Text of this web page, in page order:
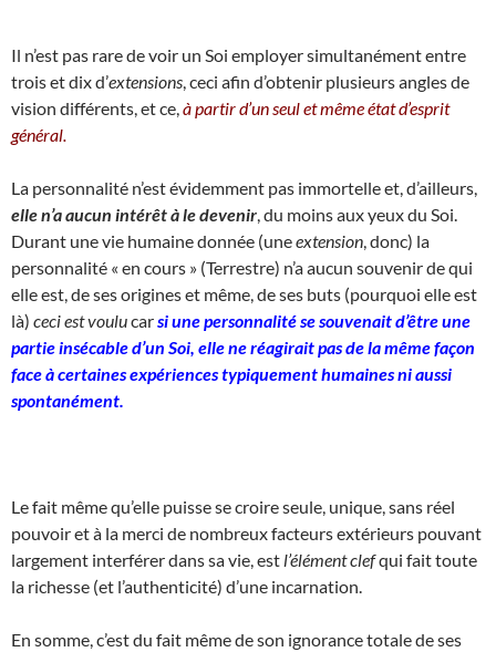
Il n’est pas rare de voir un Soi employer simultanément entre
trois et dix d’extensions , ceci afin d’obtenir plusieurs angles de
vision différents, et ce, à partir d’un seul et même état d’esprit
général.
La personnalité n’est évidemment pas immortelle et, d’ailleurs,
elle n’a aucun intérêt à le devenir , du moins aux yeux du Soi.
Durant une vie humaine donnée (uneextension , donc) la
personnalité « en cours » (Terrestre) n’a aucun souvenir de qui
elle est, de ses origines et même, de ses buts (pourquoi elle est
là) ceci est voulucarsi une personnalité se souvenait d’être une
partie insécable d’un Soi, elle ne réagirait pas de la même façon
face à certaines expériences typiquement humaines ni aussi
spontanément.
Le fait même qu’elle puisse se croire seule, unique, sans réel
pouvoir et à la merci de nombreux facteurs extérieurs pouvant
largement interférer dans sa vie, est l’élément clefqui fait toute
la richesse (et l’authenticité) d’une incarnation.
En somme, c’est du fait même de son ignorance totale de ses